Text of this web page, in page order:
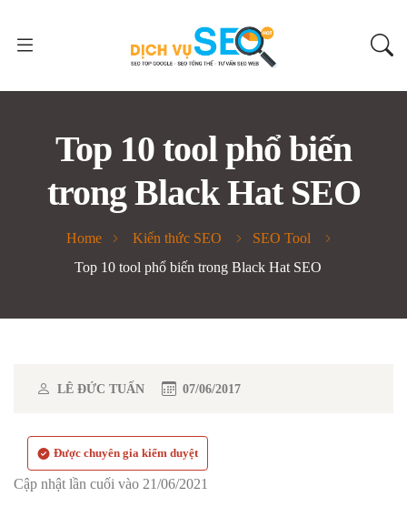
Top 10 tool phổ biến
trong Black Hat SEO
Home Kiến thức SEO
SEO Tool
Top 10 tool phổ biến trong Black Hat SEO
LÊ ĐỨC TUẤN 07/06/2017
Được chuyên gia kiểm duyệt
Cập nhật lần cuối vào 21/06/2021